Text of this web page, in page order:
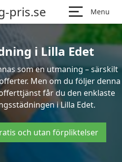
pris.se Menu
i Lilla Edet
som en utmaning – särskilt
Men om du följer denna
får du den enklaste
i Lilla Edet.
och utan förpliktelser